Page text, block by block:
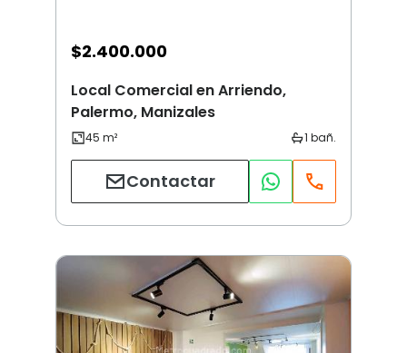
$2.400.000
Local Comercial en Arriendo,
Palermo, Manizales
Contactar